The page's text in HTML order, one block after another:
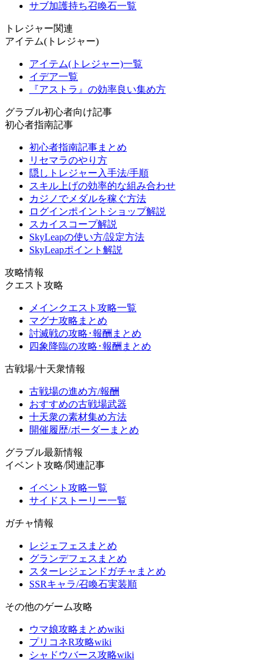
サブ加護持ち召喚石一覧
トレジャー関連
アイテム(トレジャー)
アイテム(トレジャー)一覧
イデア一覧
『アストラ』の効率良い集め方
グラブル初心者向け記事
初心者指南記事
初心者指南記事まとめ
リセマラのやり方
隠しトレジャー入手法/手順
スキル上げの効率的な組み合わせ
カジノでメダルを稼ぐ方法
ログインポイントショップ解説
スカイスコープ解説
SkyLeapの使い方/設定方法
SkyLeapポイント解説
攻略情報
クエスト攻略
メインクエスト攻略一覧
マグナ攻略まとめ
討滅戦の攻略･報酬まとめ
四象降臨の攻略･報酬まとめ
古戦場/十天衆情報
古戦場の進め方/報酬
おすすめの古戦場武器
十天衆の素材集め方法
開催履歴/ボーダーまとめ
グラブル最新情報
イベント攻略/関連記事
イベント攻略一覧
サイドストーリー一覧
ガチャ情報
レジェフェスまとめ
グランデフェスまとめ
スターレジェンドガチャまとめ
SSRキャラ/召喚石実装順
その他のゲーム攻略
ウマ娘攻略まとめwiki
プリコネR攻略wiki
シャドウバース攻略wiki